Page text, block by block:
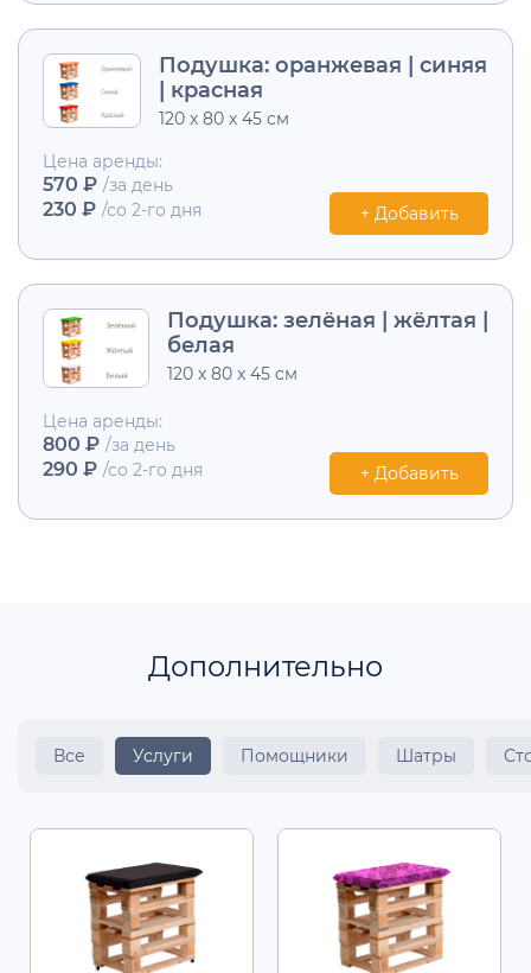
Подушка: оранжевая | синяя
| красная
120 х 80 х 45 cм
Цена аренды:
570 ₽ /за день
230 ₽ /со 2-го дня + Добавить
Подушка: зелёная | жёлтая |
белая
120 х 80 х 45 cм
Цена аренды:
800 ₽ /за день
290 ₽ /со 2-го дня + Добавить
Дополнительно
Все Услуги Помощники Шатры